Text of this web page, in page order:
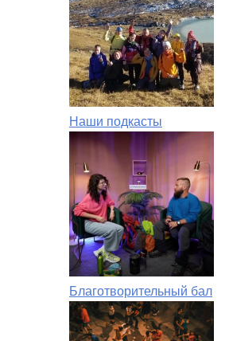
Наши подкасты
Благотворительный бал